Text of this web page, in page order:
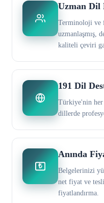
Uzman Dil
Terminoloji ve
uzmanlaşmış,
kaliteli çeviri
191 Dil
Türkiye'nin
dillerde
₺
Anında
Belgelerinizi
net fiyat ve
fiyatlandırma.